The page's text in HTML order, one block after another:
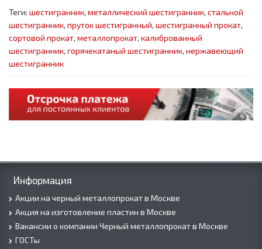
Теги: шестигранник, металлический шестигранник, стальной
шестигранник, пруток шестигранный, шестигранный прокат,
сортовой прокат, металлопрокат, калиброванный
шестигранник, горячекатаный шестигранник, нержавеющий
шестигранник
Информация
Акции на черный металлопрокат в Москве
Акция на изготовление пластин в Москве
Вакансии о компании Черный металлопрокат в Москве
ГОСТы